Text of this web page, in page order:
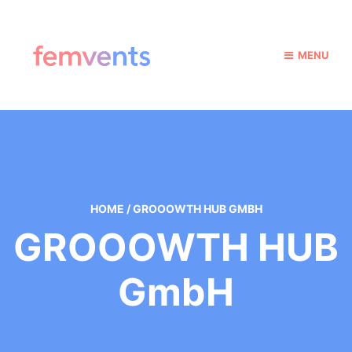
MENU
HOME / GROOOWTH HUB GMBH
GROOOWTH HUB
GmbH